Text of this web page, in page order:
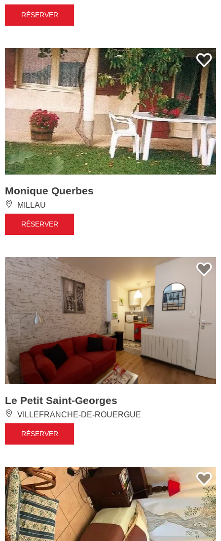
RÉSERVER
Monique Querbes
MILLAU
RÉSERVER
Le Petit Saint-Georges
VILLEFRANCHE-DE-ROUERGUE
RÉSERVER